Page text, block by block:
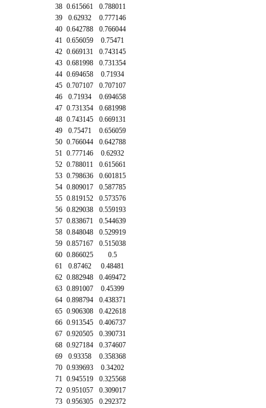
38 0.615661
0.788011
39
0.62932
0.777146
40 0.642788
0.766044
41 0.656059
0.75471
42 0.669131
0.743145
43 0.681998
0.731354
44 0.694658
0.71934
45 0.707107
0.707107
46
0.71934
0.694658
47 0.731354
0.681998
48 0.743145
0.669131
49
0.75471
0.656059
50 0.766044
0.642788
51 0.777146
0.62932
52 0.788011
0.615661
53 0.798636
0.601815
54 0.809017
0.587785
55 0.819152
0.573576
56 0.829038
0.559193
57 0.838671
0.544639
58 0.848048
0.529919
59 0.857167
0.515038
60 0.866025
0.5
61
0.87462
0.48481
62 0.882948
0.469472
63 0.891007
0.45399
64 0.898794
0.438371
65 0.906308
0.422618
66 0.913545
0.406737
67 0.920505
0.390731
68 0.927184
0.374607
69
0.93358
0.358368
70 0.939693
0.34202
71 0.945519
0.325568
72 0.951057
0.309017
73 0.956305
0.292372